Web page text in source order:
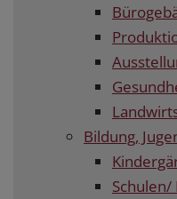
Bildung,